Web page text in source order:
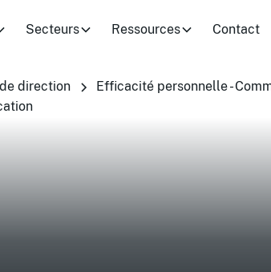
Secteurs Ressources Contact
direction
Efficacité personnelle -